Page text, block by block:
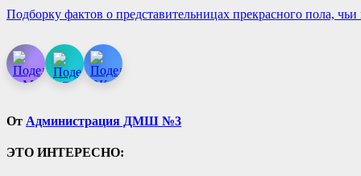
Подборку фактов о представительницах прекрасного пола,
От Администрация ДМШ №3
ЭТО ИНТЕРЕСНО: